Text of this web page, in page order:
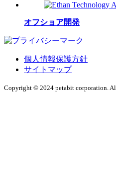
オフショア開発
個人情報保護方針
サイトマップ
Copyright © 2024 petabit corporation.